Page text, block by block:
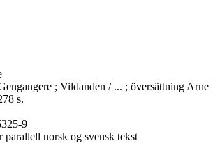
; Vildanden / ... ; översättning
s.
9
parallell norsk og svensk tekst